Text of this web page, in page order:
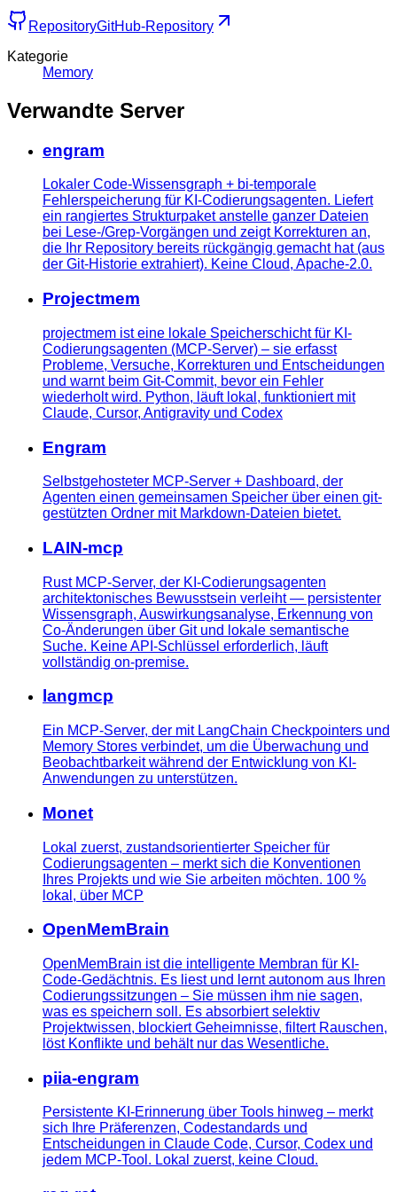
RepositoryGitHub-Repository
Kategorie
Memory
Verwandte Server
engram
Lokaler Code-Wissensgraph + bi-temporale
Fehlerspeicherung für KI-Codierungsagenten. Liefert
ein rangiertes Strukturpaket anstelle ganzer Dateien
bei Lese-/Grep-Vorgängen und zeigt Korrekturen an,
die Ihr Repository bereits rückgängig gemacht hat (aus
der Git-Historie extrahiert). Keine Cloud, Apache-2.0.
Projectmem
projectmem ist eine lokale Speicherschicht für KI-
Codierungsagenten (MCP-Server) – sie erfasst
Probleme, Versuche, Korrekturen und Entscheidungen
und warnt beim Git-Commit, bevor ein Fehler
wiederholt wird. Python, läuft lokal, funktioniert mit
Claude, Cursor, Antigravity und Codex
Engram
Selbstgehosteter MCP-Server + Dashboard, der
Agenten einen gemeinsamen Speicher über einen git-
gestützten Ordner mit Markdown-Dateien bietet.
LAIN-mcp
Rust MCP-Server, der KI-Codierungsagenten
architektonisches Bewusstsein verleiht — persistenter
Wissensgraph, Auswirkungsanalyse, Erkennung von
Co-Änderungen über Git und lokale semantische
Suche. Keine API-Schlüssel erforderlich, läuft
vollständig on-premise.
langmcp
Ein MCP-Server, der mit LangChain Checkpointers und
Memory Stores verbindet, um die Überwachung und
Beobachtbarkeit während der Entwicklung von KI-
Anwendungen zu unterstützen.
Monet
Lokal zuerst, zustandsorientierter Speicher für
Codierungsagenten – merkt sich die Konventionen
Ihres Projekts und wie Sie arbeiten möchten. 100 %
lokal, über MCP
OpenMemBrain
OpenMemBrain ist die intelligente Membran für KI-
Code-Gedächtnis. Es liest und lernt autonom aus Ihren
Codierungssitzungen – Sie müssen ihm nie sagen,
was es speichern soll. Es absorbiert selektiv
Projektwissen, blockiert Geheimnisse, filtert Rauschen,
löst Konflikte und behält nur das Wesentliche.
piia-engram
Persistente KI-Erinnerung über Tools hinweg – merkt
sich Ihre Präferenzen, Codestandards und
Entscheidungen in Claude Code, Cursor, Codex und
jedem MCP-Tool. Lokal zuerst, keine Cloud.